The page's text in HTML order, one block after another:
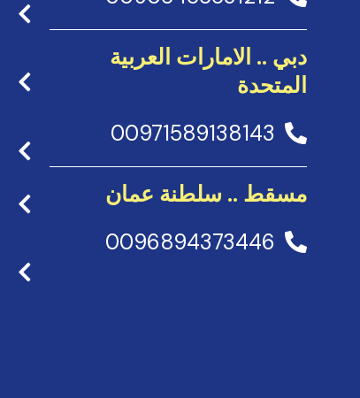
دبي .. الامارات العربية
المتحدة
00971589138143
مسقط .. سلطنة عمان
0096894373446